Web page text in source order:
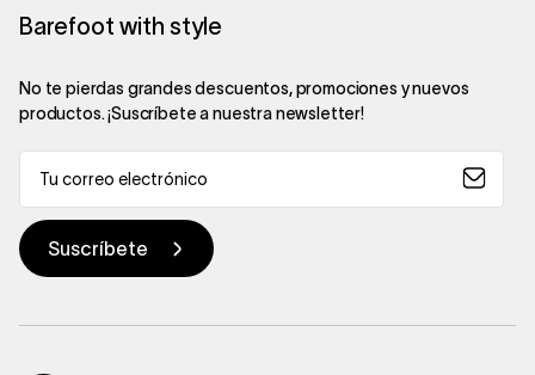
Barefoot with style
No te pierdas grandes descuentos, promociones y nuevos
productos. ¡Suscríbete a nuestra newsletter!